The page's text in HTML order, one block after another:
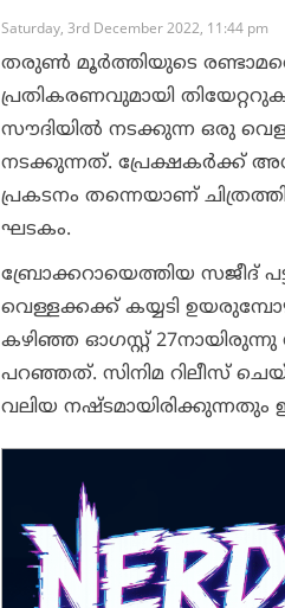
Saturday, 3rd December 2022, 11:44 pm
തരുണ്‍ മൂര്‍ത്തിയുടെ
പ്രതികരണവുമായി
സൗദിയില്‍ നടക്കുന്ന ഒരു
നടക്കുന്നത്. പ്രേക്ഷകര്‍ക്ക്
പ്രകടനം തന്നെയാണ്
ഘടകം.
ബ്രോക്കറായെത്തിയ സജീദ്
വെള്ളക്കക്ക് കയ്യടി
കഴിഞ്ഞ ഓഗസ്റ്റ്
പറഞ്ഞത്. സിനിമ റിലീസ്
വലിയ നഷ്ടമായിരിക്കുന്നതും